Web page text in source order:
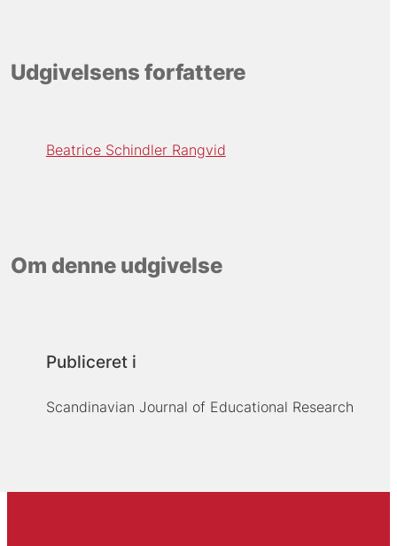
Udgivelsens forfattere
Beatrice Schindler Rangvid
Om denne udgivelse
Publiceret i
Scandinavian Journal of Educational Research